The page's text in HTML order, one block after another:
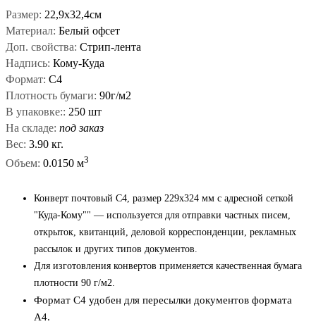
Размер: 22,9х32,4см
Материал: Белый офсет
Доп. свойства: Стрип-лента
Надпись: Кому-Куда
Формат: С4
Плотность бумаги: 90г/м2
В упаковке:: 250 шт
На складе: под заказ
Вес: 3.90 кг.
Объем: 0.0150 м3
Конверт почтовый C4, размер 229x324 мм с адресной сеткой
"Куда-Кому"" — используется для отправки частных писем,
открыток, квитанций, деловой корреспонденции, рекламных
рассылок и других типов документов.
Для изготовления конвертов применяется качественная бумага
плотности 90 г/м2.
Формат С4 удобен для пересылки документов формата
A4.